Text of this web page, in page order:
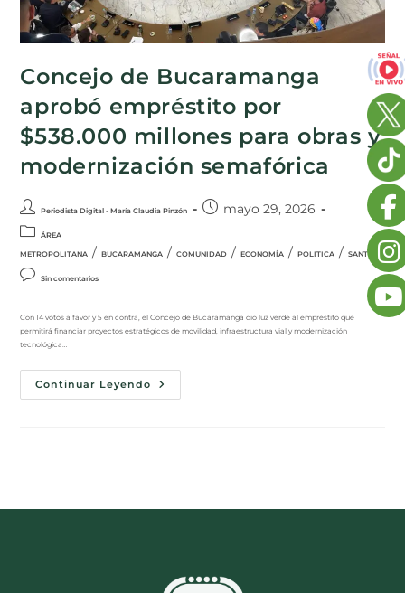
Concejo de Bucaramanga
aprobó empréstito por
$538.000 millones para obras y
modernización semafórica
Periodista Digital - María Claudia Pinzón mayo 29, 2026
ÁREA
METROPOLITANA / BUCARAMANGA / COMUNIDAD / ECONOMÍA / POLITICA / SANTANDER
Sin comentarios
Con 14 votos a favor y 5 en contra, el Concejo de Bucaramanga dio luz verde al empréstito que
permitirá financiar proyectos estratégicos de movilidad, infraestructura vial y modernización
tecnológica…
Continuar Leyendo